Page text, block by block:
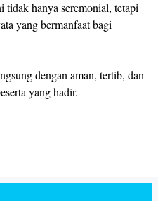
tidak hanya seremonial, tetapi
yang bermanfaat bagi
dengan aman, tertib, dan
yang hadir.